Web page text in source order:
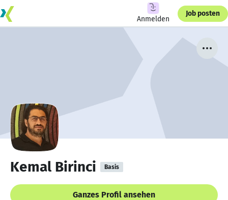
Anmelden
Job posten
Kemal Birinci Basis
Ganzes Profil ansehen